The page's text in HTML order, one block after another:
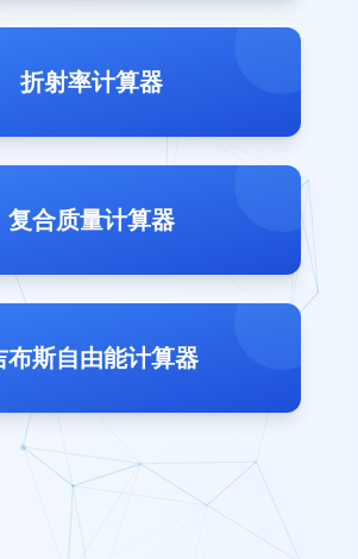
折射率计算器
复合质量计算器
布斯自由能计算器